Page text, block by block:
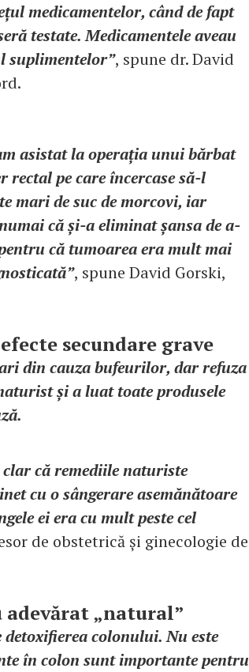
medicamentelor, când de fapt
testate. Medicamentele aveau
suplimentelor”, spune dr. David
asistat la operația unui bărbat
rectal pe care încercase să-l
mari de suc de morcovi, iar
că și-a eliminat șansa de a-
că tumoarea era mult mai
, spune David Gorski,
secundare grave
din cauza bufeurilor, dar refuza
și a luat toate produsele
că remediile naturiste
cu o sângerare asemănătoare
ei era cu mult peste cel
de obstetrică și ginecologie de
adevărat „natural”
colonului. Nu este
în colon sunt importante pentru